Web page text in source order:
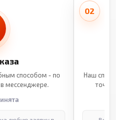
способом - по
мессенджере.
02
Наш